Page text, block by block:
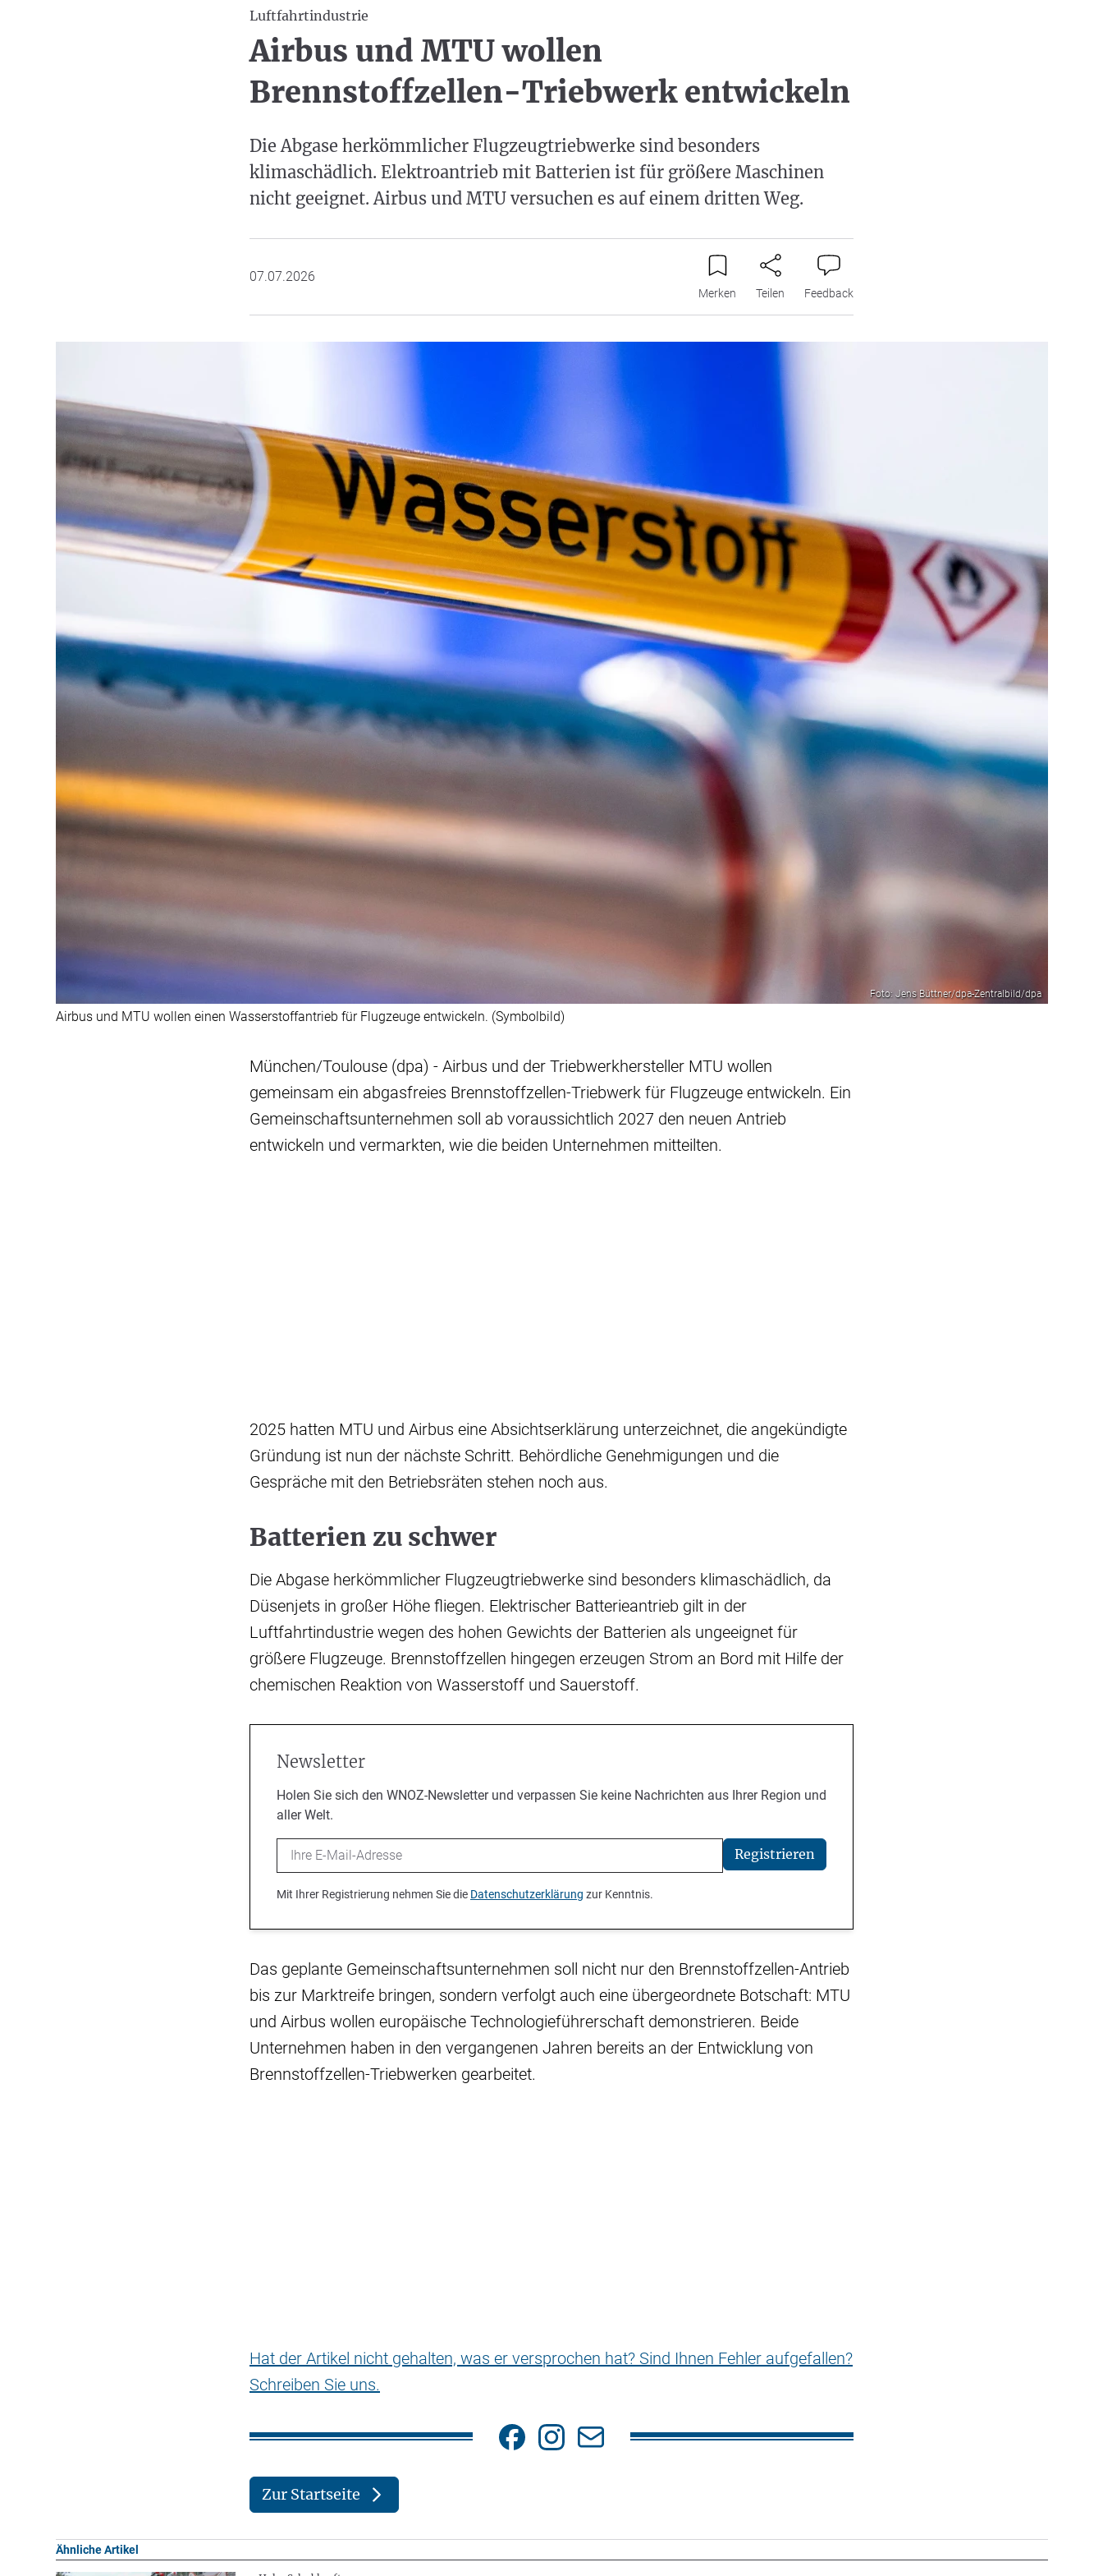
Luftfahrtindustrie
Airbus und MTU wollen
Brennstoffzellen-Triebwerk entwickeln
Die Abgase herkömmlicher Flugzeugtriebwerke sind besonders
klimaschädlich. Elektroantrieb mit Batterien ist für größere Maschinen
nicht geeignet. Airbus und MTU versuchen es auf einem dritten Weg.
07.07.2026
Merken Teilen Feedback
Foto: Jens Büttner/dpa-Zentralbild/dpa
Airbus und MTU wollen einen Wasserstoffantrieb für Flugzeuge entwickeln. (Symbolbild)
München/Toulouse (dpa) - Airbus und der Triebwerkhersteller MTU wollen
gemeinsam ein abgasfreies Brennstoffzellen-Triebwerk für Flugzeuge entwickeln. Ein
Gemeinschaftsunternehmen soll ab voraussichtlich 2027 den neuen Antrieb
entwickeln und vermarkten, wie die beiden Unternehmen mitteilten.
2025 hatten MTU und Airbus eine Absichtserklärung unterzeichnet, die angekündigte
Gründung ist nun der nächste Schritt. Behördliche Genehmigungen und die
Gespräche mit den Betriebsräten stehen noch aus.
Batterien zu schwer
Die Abgase herkömmlicher Flugzeugtriebwerke sind besonders klimaschädlich, da
Düsenjets in großer Höhe fliegen. Elektrischer Batterieantrieb gilt in der
Luftfahrtindustrie wegen des hohen Gewichts der Batterien als ungeeignet für
größere Flugzeuge. Brennstoffzellen hingegen erzeugen Strom an Bord mit Hilfe der
chemischen Reaktion von Wasserstoff und Sauerstoff.
Newsletter
Holen Sie sich den WNOZ-Newsletter und verpassen Sie keine Nachrichten aus Ihrer Region und
aller Welt.
Email Registrieren
Mit Ihrer Registrierung nehmen Sie die Datenschutzerklärung zur Kenntnis.
Das geplante Gemeinschaftsunternehmen soll nicht nur den Brennstoffzellen-Antrieb
bis zur Marktreife bringen, sondern verfolgt auch eine übergeordnete Botschaft: MTU
und Airbus wollen europäische Technologieführerschaft demonstrieren. Beide
Unternehmen haben in den vergangenen Jahren bereits an der Entwicklung von
Brennstoffzellen-Triebwerken gearbeitet.
Hat der Artikel nicht gehalten, was er versprochen hat? Sind Ihnen Fehler aufgefallen?
Schreiben Sie uns.
Zur Startseite
Ähnliche Artikel